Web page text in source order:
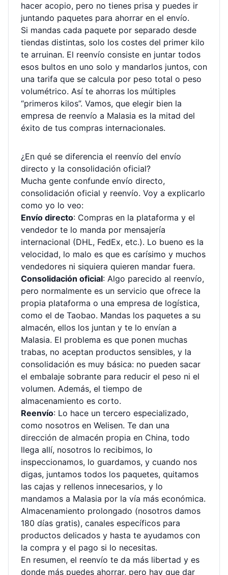
hacer acopio, pero no tienes prisa y puedes ir
juntando paquetes para ahorrar en el envío.
Si mandas cada paquete por separado desde
tiendas distintas, solo los costes del primer kilo
te arruinan. El reenvío consiste en juntar todos
esos bultos en uno solo y mandarlos juntos, con
una tarifa que se calcula por peso total o peso
volumétrico. Así te ahorras los múltiples
“primeros kilos”. Vamos, que elegir bien la
empresa de reenvío a Malasia es la mitad del
éxito de tus compras internacionales.
¿En qué se diferencia el reenvío del envío
directo y la consolidación oficial?
Mucha gente confunde envío directo,
consolidación oficial y reenvío. Voy a explicarlo
como yo lo veo:
Envío directo: Compras en la plataforma y el
vendedor te lo manda por mensajería
internacional (DHL, FedEx, etc.). Lo bueno es la
velocidad, lo malo es que es carísimo y muchos
vendedores ni siquiera quieren mandar fuera.
Consolidación oficial: Algo parecido al reenvío,
pero normalmente es un servicio que ofrece la
propia plataforma o una empresa de logística,
como el de Taobao. Mandas los paquetes a su
almacén, ellos los juntan y te lo envían a
Malasia. El problema es que ponen muchas
trabas, no aceptan productos sensibles, y la
consolidación es muy básica: no pueden sacar
el embalaje sobrante para reducir el peso ni el
volumen. Además, el tiempo de
almacenamiento es corto.
Reenvío: Lo hace un tercero especializado,
como nosotros en Welisen. Te dan una
dirección de almacén propia en China, todo
llega allí, nosotros lo recibimos, lo
inspeccionamos, lo guardamos, y cuando nos
digas, juntamos todos los paquetes, quitamos
las cajas y rellenos innecesarios, y lo
mandamos a Malasia por la vía más económica.
Almacenamiento prolongado (nosotros damos
180 días gratis), canales específicos para
productos delicados y hasta te ayudamos con
la compra y el pago si lo necesitas.
En resumen, el reenvío te da más libertad y es
donde más puedes ahorrar, pero hay que dar